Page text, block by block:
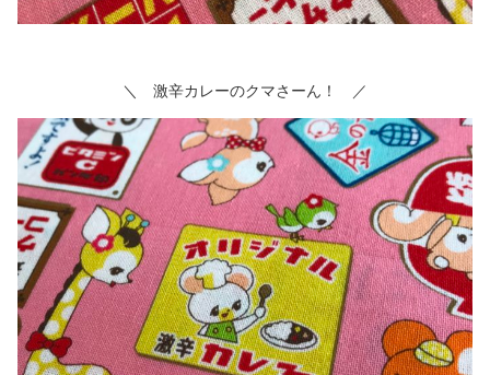
＼ 激辛カレーのクマさーん！ ／